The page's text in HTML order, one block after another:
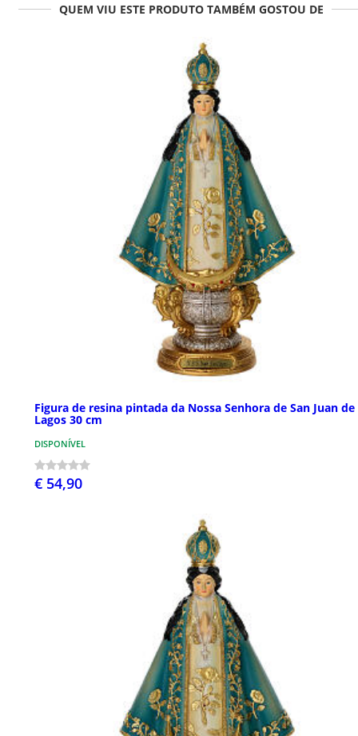
QUEM VIU ESTE PRODUTO TAMBÉM GOSTOU DE
Figura de resina pintada da Nossa Senhora de San Juan de
Lagos 30 cm
DISPONÍVEL
€ 54,90